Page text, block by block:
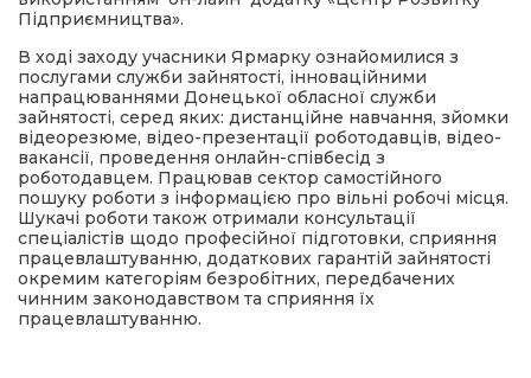
Підприємництва».
В ході заходу учасники Ярмарку ознайомилися з
послугами служби зайнятості, інноваційними
напрацюваннями Донецької обласної служби
зайнятості, серед яких: дистанційне навчання, зйомки
відеорезюме, відео-презентації роботодавців, відео-
вакансії, проведення онлайн-співбесід з
роботодавцем. Працював сектор самостійного
пошуку роботи з інформацією про вільні робочі місця.
Шукачі роботи також отримали консультації
спеціалістів щодо професійної підготовки, сприяння
працевлаштуванню, додаткових гарантій зайнятості
окремим категоріям безробітних, передбачених
чинним законодавством та сприяння їх
працевлаштуванню.